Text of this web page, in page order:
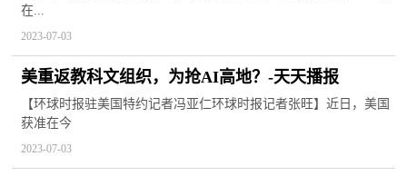
在...
2023-07-03
美重返教科文组织，为抢AI高地？-天天播报
【环球时报驻美国特约记者冯亚仁环球时报记者张旺】近日，美国
获准在今
2023-07-03